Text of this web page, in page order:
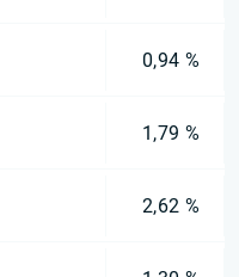
0,94 %
1,79 %
2,62 %